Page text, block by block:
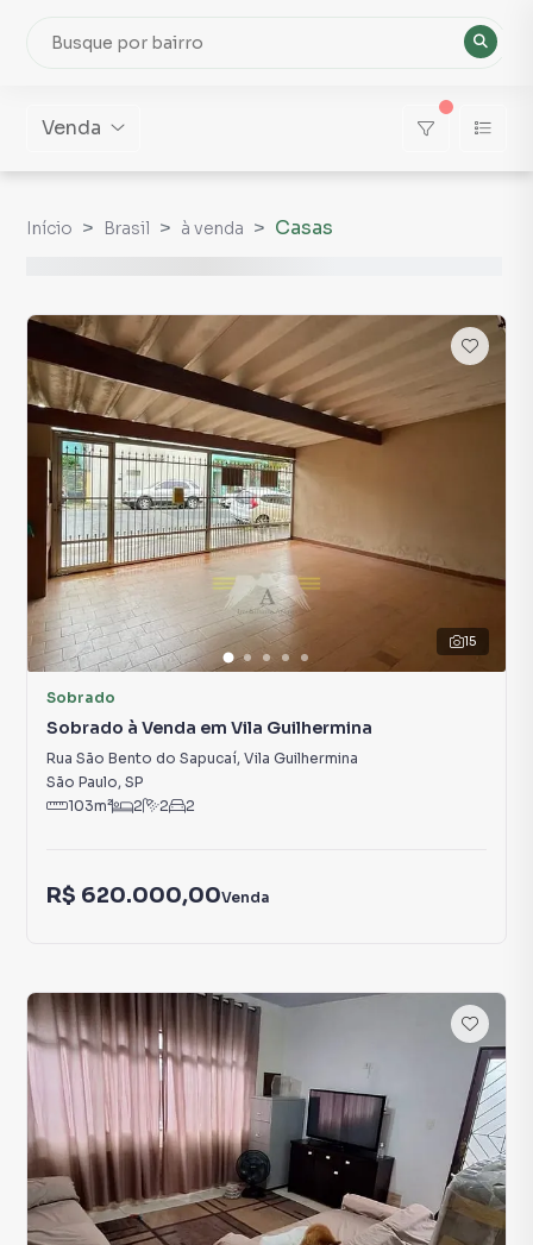
Venda
Início Brasil à venda Casas
15
Sobrado
Sobrado à Venda em Vila Guilhermina
Rua São Bento do Sapucaí, Vila Guilhermina
São Paulo, SP
103m² 2 2 2
R$ 620.000,00Venda